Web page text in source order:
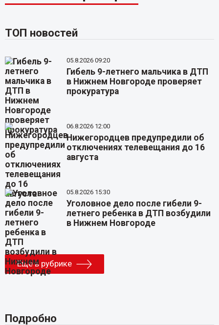
ТОП новостей
05.8.2026 09:20
Гибель 9-летнего мальчика в ДТП
в Нижнем Новгороде проверяет
прокуратура
06.8.2026 12:00
Нижегородцев предупредили об
отключениях телевещания до 16
августа
05.8.2026 15:30
Уголовное дело после гибели 9-
летнего ребенка в ДТП возбудили
в Нижнем Новгороде
Еще в рубрике
Подробно